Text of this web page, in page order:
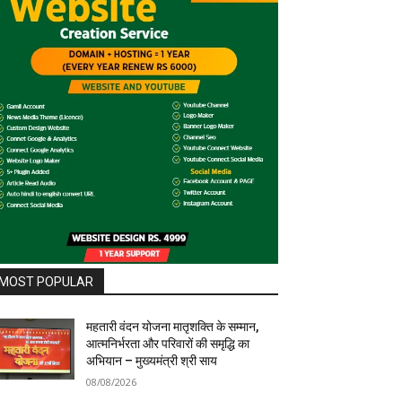
POPULAR
महतारी वंदन योजना मातृशक्ति के सम्मान,
आत्मनिर्भरता और परिवारों की समृद्धि का
अभियान – मुख्यमंत्री श्री साय
08/08/2026